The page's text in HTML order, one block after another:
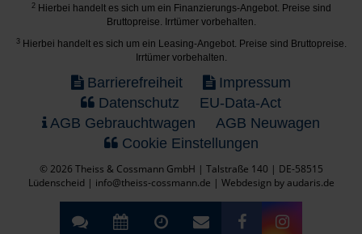
2 Hierbei handelt es sich um ein Finanzierungs-Angebot. Preise sind
Bruttopreise. Irrtümer vorbehalten.
3 Hierbei handelt es sich um ein Leasing-Angebot. Preise sind Bruttopreise.
Irrtümer vorbehalten.
Barrierefreiheit
Impressum
Datenschutz
EU-Data-Act
AGB Gebrauchtwagen
AGB Neuwagen
Cookie Einstellungen
© 2026 Theiss & Cossmann GmbH | Talstraße 140 | DE-58515
Lüdenscheid | info@theiss-cossmann.de | Webdesign by audaris.de